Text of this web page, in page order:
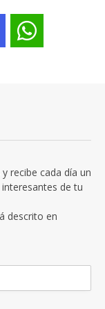
recibe cada día un
de tu
descrito en